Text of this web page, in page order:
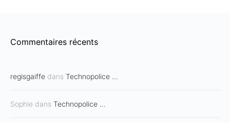
Commentaires récents
regisgaiffe dans Technopolice …
Sophie dans Technopolice …